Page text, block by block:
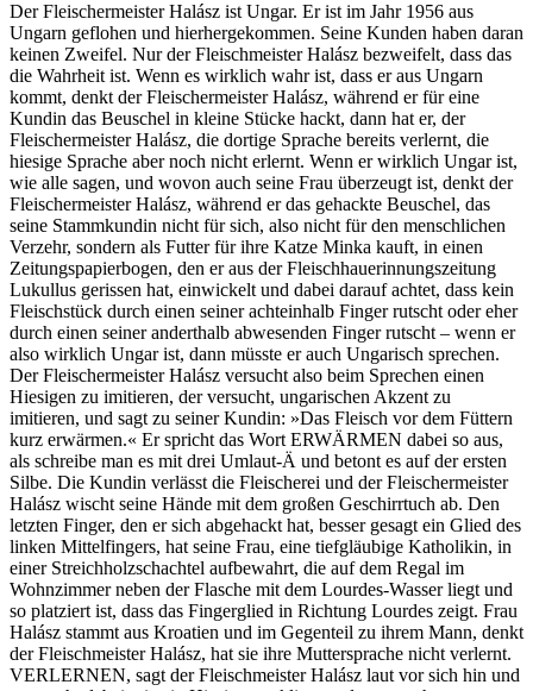
Der Fleischermeister Halász ist Ungar. Er ist im Jahr 1956 aus
Ungarn geflohen und hierhergekommen. Seine Kunden haben daran
keinen Zweifel. Nur der Fleischmeister Halász bezweifelt, dass das
die Wahrheit ist. Wenn es wirklich wahr ist, dass er aus Ungarn
kommt, denkt der Fleischermeister Halász, während er für eine
Kundin das Beuschel in kleine Stücke hackt, dann hat er, der
Fleischermeister Halász, die dortige Sprache bereits verlernt, die
hiesige Sprache aber noch nicht erlernt. Wenn er wirklich Ungar ist,
wie alle sagen, und wovon auch seine Frau überzeugt ist, denkt der
Fleischermeister Halász, während er das gehackte Beuschel, das
seine Stammkundin nicht für sich, also nicht für den menschlichen
Verzehr, sondern als Futter für ihre Katze Minka kauft, in einen
Zeitungspapierbogen, den er aus der Fleischhauerinnungszeitung
Lukullus gerissen hat, einwickelt und dabei darauf achtet, dass kein
Fleischstück durch einen seiner achteinhalb Finger rutscht oder eher
durch einen seiner anderthalb abwesenden Finger rutscht – wenn er
also wirklich Ungar ist, dann müsste er auch Ungarisch sprechen.
Der Fleischermeister Halász versucht also beim Sprechen einen
Hiesigen zu imitieren, der versucht, ungarischen Akzent zu
imitieren, und sagt zu seiner Kundin: »Das Fleisch vor dem Füttern
kurz erwärmen.« Er spricht das Wort ERWÄRMEN dabei so aus,
als schreibe man es mit drei Umlaut-Ä und betont es auf der ersten
Silbe. Die Kundin verlässt die Fleischerei und der Fleischermeister
Halász wischt seine Hände mit dem großen Geschirrtuch ab. Den
letzten Finger, den er sich abgehackt hat, besser gesagt ein Glied des
linken Mittelfingers, hat seine Frau, eine tiefgläubige Katholikin, in
einer Streichholzschachtel aufbewahrt, die auf dem Regal im
Wohnzimmer neben der Flasche mit dem Lourdes-Wasser liegt und
so platziert ist, dass das Fingerglied in Richtung Lourdes zeigt. Frau
Halász stammt aus Kroatien und im Gegenteil zu ihrem Mann, denkt
der Fleischmeister Halász, hat sie ihre Muttersprache nicht verlernt.
VERLERNEN, sagt der Fleischmeister Halász laut vor sich hin und